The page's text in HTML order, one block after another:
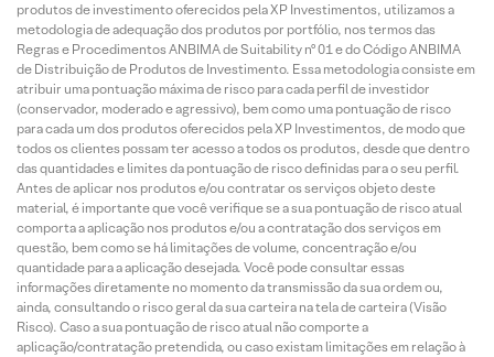
produtos de investimento oferecidos pela XP Investimentos, utilizamos a
metodologia de adequação dos produtos por portfólio, nos termos das
Regras e Procedimentos ANBIMA de Suitability nº 01 e do Código ANBIMA
de Distribuição de Produtos de Investimento. Essa metodologia consiste em
atribuir uma pontuação máxima de risco para cada perfil de investidor
(conservador, moderado e agressivo), bem como uma pontuação de risco
para cada um dos produtos oferecidos pela XP Investimentos, de modo que
todos os clientes possam ter acesso a todos os produtos, desde que dentro
das quantidades e limites da pontuação de risco definidas para o seu perfil.
Antes de aplicar nos produtos e/ou contratar os serviços objeto deste
material, é importante que você verifique se a sua pontuação de risco atual
comporta a aplicação nos produtos e/ou a contratação dos serviços em
questão, bem como se há limitações de volume, concentração e/ou
quantidade para a aplicação desejada. Você pode consultar essas
informações diretamente no momento da transmissão da sua ordem ou,
ainda, consultando o risco geral da sua carteira na tela de carteira (Visão
Risco). Caso a sua pontuação de risco atual não comporte a
aplicação/contratação pretendida, ou caso existam limitações em relação à